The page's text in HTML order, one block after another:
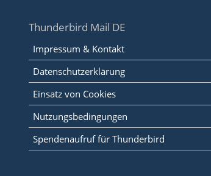
Thunderbird Mail DE
Impressum & Kontakt
Datenschutzerklärung
Einsatz von Cookies
Nutzungsbedingungen
Spendenaufruf für Thunderbird